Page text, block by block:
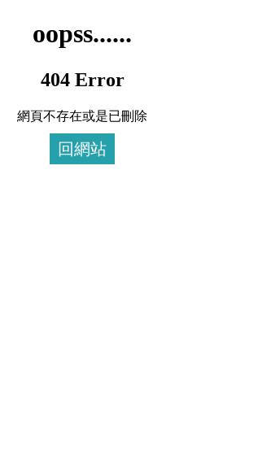
oopss......
404 Error
網頁不存在或是已刪除
回網站